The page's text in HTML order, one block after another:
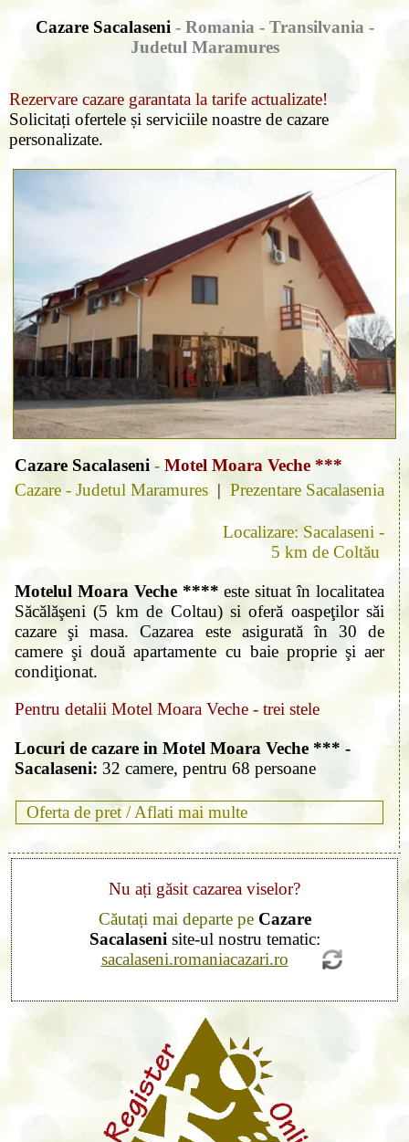
Cazare Sacalaseni - Romania - Transilvania -
Judetul Maramures
Rezervare cazare garantata la tarife actualizate!
Solicitați ofertele și serviciile noastre de cazare
personalizate.
Cazare Sacalaseni - Motel Moara Veche ***
Cazare - Judetul Maramures | Prezentare Sacalasenia
Localizare: Sacalaseni -
5 km de Coltău
Motelul Moara Veche **** este situat în localitatea
Săcălăşeni (5 km de Coltau) si oferă oaspeţilor săi
cazare şi masa. Cazarea este asigurată în 30 de
camere şi două apartamente cu baie proprie şi aer
condiţionat.
Pentru detalii Motel Moara Veche - trei stele
Locuri de cazare in Motel Moara Veche *** -
Sacalaseni: 32 camere, pentru 68 persoane
Oferta de pret / Aflati mai multe
Nu ați găsit cazarea viselor?
Căutați mai departe pe Cazare
Sacalaseni site-ul nostru tematic:
sacalaseni.romaniacazari.ro